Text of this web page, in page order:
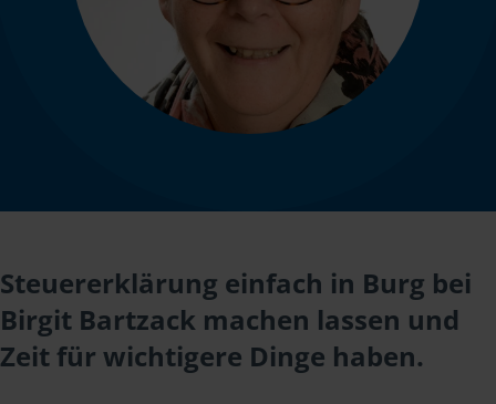
Steuererklärung einfach in Burg bei
Birgit Bartzack machen lassen und
Zeit für wichtigere Dinge haben.